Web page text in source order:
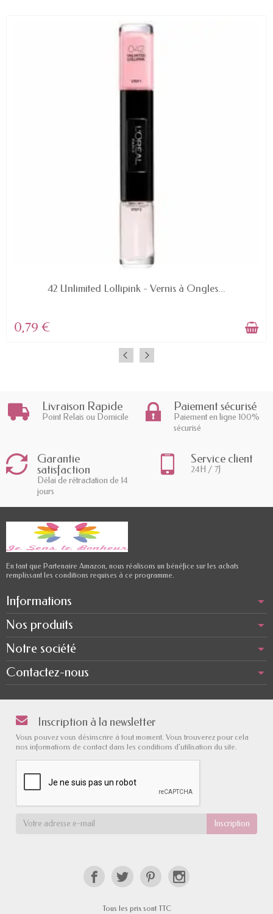
42 Unlimited Lollipink - Vernis à Ongles...
0,79 €
Livraison Rapide
Point Relais ou Domicile
Paiement sécurisé
Paiement en ligne 100%
sécurisé
Garantie
satisfaction
Délai de rétractation de 14
jours
Service client
24H / 7J
En tant que Partenaire Amazon, nous réalisons un bénéfice sur les achats
remplissant les conditions requises à ce programme.
Informations
Nos produits
Notre société
Contactez-nous
Inscription à la newsletter
Vous pouvez vous désinscrire à tout moment. Vous trouverez pour cela
nos informations de contact dans les conditions d'utilisation du site.
Tous les prix sont TTC